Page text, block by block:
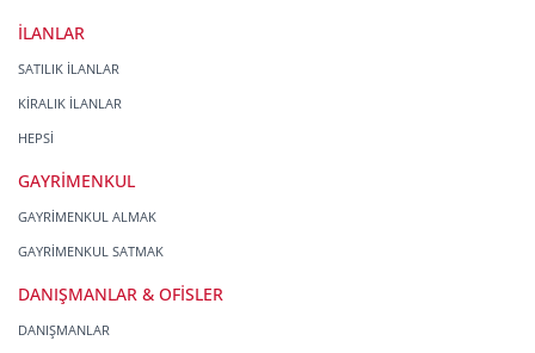
İLANLAR
SATILIK İLANLAR
KİRALIK İLANLAR
HEPSİ
GAYRİMENKUL
GAYRİMENKUL ALMAK
GAYRİMENKUL SATMAK
DANIŞMANLAR & OFİSLER
DANIŞMANLAR